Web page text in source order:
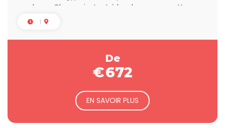
moderne. Chaque instant à bord vous permettra
d'admirer les panoramas magnifiques du fleuve tout
De
€672
EN SAVOIR PLUS